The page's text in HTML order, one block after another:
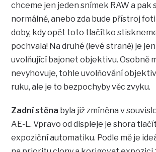
chceme jen jeden snímek RAW a pak
normálně, anebo zda bude přístroj
doby, kdy opět toto tlačítko
pochvala! Na druhé (levé straně) je
uvolňující bajonet objektivu. Osobně
nevyhovuje, tohle uvolňování
ruku, ale je to bezpochyby věc zvyku.
Zadní stěna byla již zmíněna v
AE-L. Vpravo od displeje je shora
expoziční automatiku. Podle mě je